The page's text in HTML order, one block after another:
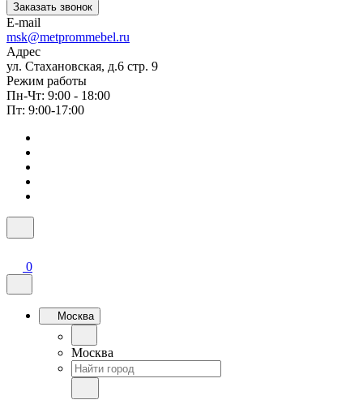
Заказать звонок
E-mail
msk@metprommebel.ru
Адрес
ул. Стахановская, д.6 стр. 9
Режим работы
Пн-Чт: 9:00 - 18:00
Пт: 9:00-17:00
0
Москва
Москва